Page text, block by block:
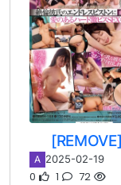
A 2025-02-19
0 1 72